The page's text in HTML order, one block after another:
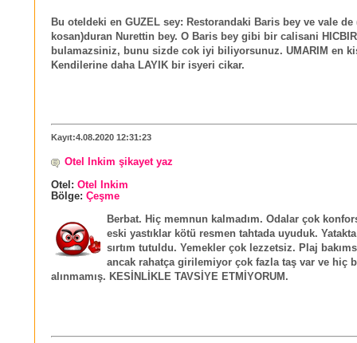
Bu oteldeki en GUZEL sey: Restorandaki Baris bey ve vale de
kosan)duran Nurettin bey. O Baris bey gibi bir calisani
bulamazsiniz, bunu sizde cok iyi biliyorsunuz. UMARIM en
Kendilerine daha LAYIK bir isyeri cikar.
Kayıt:4.08.2020 12:31:23
Otel Inkim şikayet yaz
Otel: Otel Inkim
Bölge: Çeşme
Berbat. Hiç memnun kalmadım. Odalar çok
eski yastıklar kötü resmen tahtada uyuduk.
sırtım tutuldu. Yemekler çok lezzetsiz. Plaj
ancak rahatça girilemiyor çok fazla taş var ve hiç
alınmamış. KESİNLİKLE TAVSİYE ETMİYORUM.